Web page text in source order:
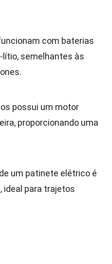
com baterias
lítio, semelhantes às
possui um motor
proporcionando uma
um patinete elétrico é
ideal para trajetos